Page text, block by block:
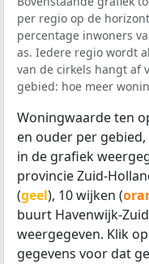
per regio op de
percentage inwoners
as. Iedere regio wordt
van de cirkels hangt af
gebied: hoe meer
Woningwaarde ten
en ouder per
in de grafiek
provincie Zuid-
(geel), 10 wijken (
buurt Havenwijk-
weergegeven. Klik
gegevens voor dat